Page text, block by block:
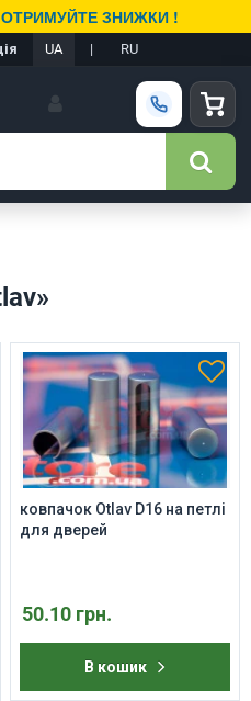
ЗНИЖКИ !
UA | RU
ковпачок Otlav D16 на петлі
для дверей
50.10 грн.
В кошик